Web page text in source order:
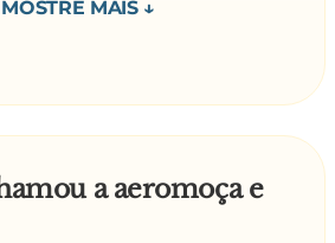
nanico foi mais esperto e
E não é que ele
"cavalheiro" do dia
anão.
a aeromoça e